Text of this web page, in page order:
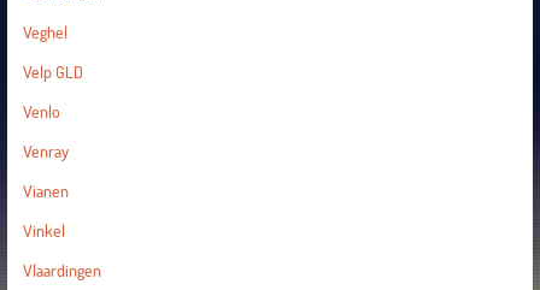
Veghel
Velp GLD
Venlo
Venray
Vianen
Vinkel
Vlaardingen